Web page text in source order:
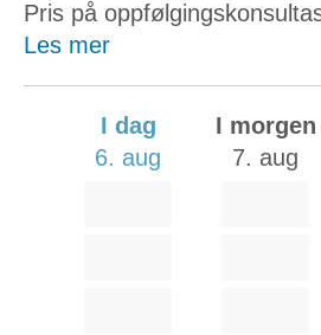
Pris på
Les mer
I dag
6. aug
I morgen
7. aug